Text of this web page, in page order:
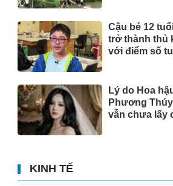
Cậu bé 12
trở thành thủ
với điểm số
Lý do Hoa
Phương
vẫn chưa lấy
KINH TẾ